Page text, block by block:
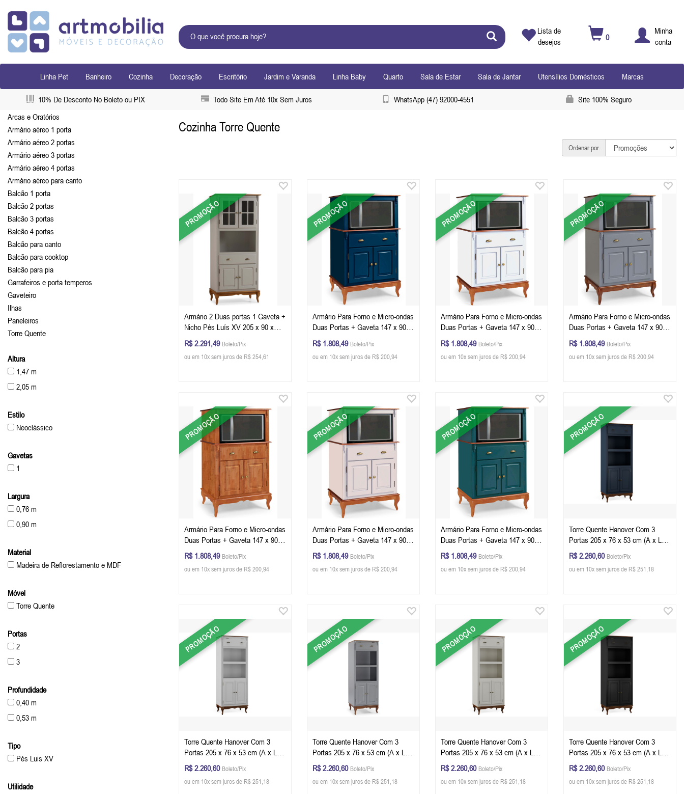
Lista de
desejos
0
Minha
conta
Linha Pet Banheiro Cozinha Decoração Escritório Jardim e Varanda Linha Baby Quarto Sala de Estar Sala de Jantar Utensílios Domésticos Marcas
10% De Desconto No Boleto ou PIX Todo Site Em Até 10x Sem Juros WhatsApp (47) 92000-4551
Site 100% Seguro
Arcas e Oratórios
Armário aéreo 1 porta
Armário aéreo 2 portas
Armário aéreo 3 portas
Armário aéreo 4 portas
Armário aéreo para canto
Balcão 1 porta
Balcão 2 portas
Balcão 3 portas
Balcão 4 portas
Balcão para canto
Balcão para cooktop
Balcão para pia
Garrafeiros e porta temperos
Gaveteiro
Ilhas
Paneleiros
Torre Quente
Altura
1,47 m
2,05 m
Estilo
Neoclássico
Gavetas
1
Largura
0,76 m
0,90 m
Material
Madeira de Reflorestamento e MDF
Móvel
Torre Quente
Portas
2
3
Profundidade
0,40 m
0,53 m
Tipo
Pés Luis XV
Utilidade
Cozinha Torre Quente
Ordenar por
PROMOÇÃO
Armário 2 Duas portas 1 Gaveta +
Nicho Pés Luís XV 205 x 90 x
401 cm (A x L x P) - Cor
Personalizável
R$ 2.291,49 Boleto/Pix
ou em 10x sem juros de R$ 254,61
PROMOÇÃO
Armário Para Forno e Micro-ondas
Duas Portas + Gaveta 147 x 90 x
53 cm (A x L x P) - Cor Azul
Petróleo - Imbuia Glazer
R$ 1.808,49 Boleto/Pix
ou em 10x sem juros de R$ 200,94
PROMOÇÃO
Armário Para Forno e Micro-ondas
Duas Portas + Gaveta 147 x 90 x
53 cm (A x L x P) - Cor Branco -
Imbuia Glazer
R$ 1.808,49 Boleto/Pix
ou em 10x sem juros de R$ 200,94
PROMOÇÃO
Armário Para Forno e Micro-ondas
Duas Portas + Gaveta 147 x 90 x
53 cm (A x L x P) - Cor Cinza
Escuro - Imbuia Glazer
R$ 1.808,49 Boleto/Pix
ou em 10x sem juros de R$ 200,94
PROMOÇÃO
Armário Para Forno e Micro-ondas
Duas Portas + Gaveta 147 x 90 x
53 cm (A x L x P) - Cor Imbuia
Glazer
R$ 1.808,49 Boleto/Pix
ou em 10x sem juros de R$ 200,94
PROMOÇÃO
Armário Para Forno e Micro-ondas
Duas Portas + Gaveta 147 x 90 x
53 cm (A x L x P) - Cor Offwhite -
Imbuia Glazer
R$ 1.808,49 Boleto/Pix
ou em 10x sem juros de R$ 200,94
PROMOÇÃO
Armário Para Forno e Micro-ondas
Duas Portas + Gaveta 147 x 90 x
53 cm (A x L x P) - Cor Verde
Musgo - Imbuia Glazer
R$ 1.808,49 Boleto/Pix
ou em 10x sem juros de R$ 200,94
PROMOÇÃO
Torre Quente Hanover Com 3
Portas 205 x 76 x 53 cm (A x L x
P) - Cor Azul Petróleo - Imbuia
Glazer
R$ 2.260,60 Boleto/Pix
ou em 10x sem juros de R$ 251,18
PROMOÇÃO
Torre Quente Hanover Com 3
Portas 205 x 76 x 53 cm (A x L x
P) - Cor Branco - Imbuia Glazer
R$ 2.260,60 Boleto/Pix
ou em 10x sem juros de R$ 251,18
PROMOÇÃO
Torre Quente Hanover Com 3
Portas 205 x 76 x 53 cm (A x L x
P) - Cor Cinza Escuro - Imbuia
Glazer
R$ 2.260,60 Boleto/Pix
ou em 10x sem juros de R$ 251,18
PROMOÇÃO
Torre Quente Hanover Com 3
Portas 205 x 76 x 53 cm (A x L x
P) - Cor Offwhite - Imbuia Glazer
R$ 2.260,60 Boleto/Pix
ou em 10x sem juros de R$ 251,18
PROMOÇÃO
Torre Quente Hanover Com 3
Portas 205 x 76 x 53 cm (A x L x
P) - Cor Preto - Imbuia Glazer
R$ 2.260,60 Boleto/Pix
ou em 10x sem juros de R$ 251,18